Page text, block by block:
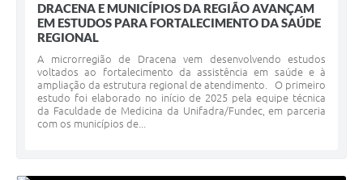
DRACENA E MUNICÍPIOS DA REGIÃO AVANÇAM
EM ESTUDOS PARA FORTALECIMENTO DA SAÚDE
REGIONAL
A microrregião de Dracena vem desenvolvendo estudos
voltados ao fortalecimento da assistência em saúde e à
ampliação da estrutura regional de atendimento. O primeiro
estudo foi elaborado no início de 2025 pela equipe técnica
da Faculdade de Medicina da Unifadra/Fundec, em parceria
com os municípios de...